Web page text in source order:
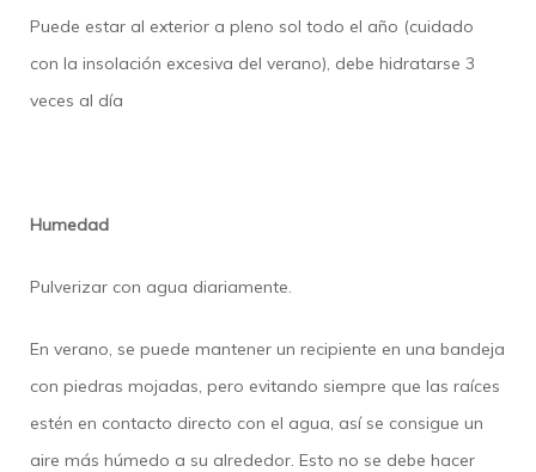
Puede estar al exterior a pleno sol todo el año (cuidado
con la insolación excesiva del verano), debe hidratarse 3
veces al día
Humedad
Pulverizar con agua diariamente.
En verano, se puede mantener un recipiente en una bandeja
con piedras mojadas, pero evitando siempre que las raíces
estén en contacto directo con el agua, así se consigue un
aire más húmedo a su alrededor. Esto no se debe hacer